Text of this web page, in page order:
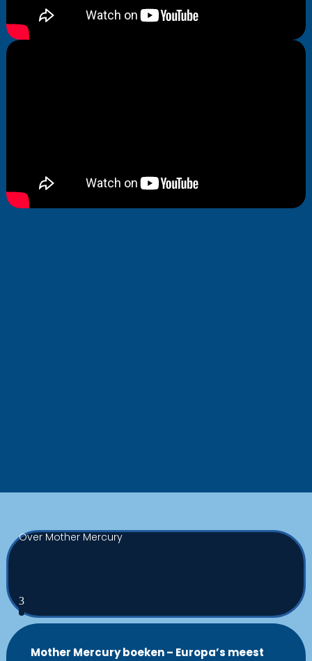
Over Mother Mercury
3
Mother Mercury boeken – Europa’s meest